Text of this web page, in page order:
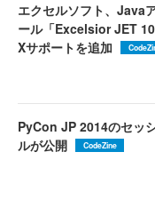
エクセルソフト、Java
ール「Excelsior JET
Xサポートを追加
PyCon JP 2014のセッ
ルが公開
CodeZine